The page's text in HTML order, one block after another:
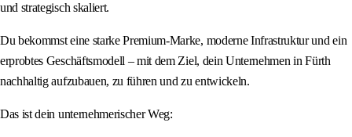
und strategisch skaliert.
Du bekommst eine starke Premium-Marke, moderne Infrastruktur und ein
erprobtes Geschäftsmodell – mit dem Ziel, dein Unternehmen in Fürth
nachhaltig aufzubauen, zu führen und zu entwickeln.
Das ist dein unternehmerischer Weg: